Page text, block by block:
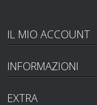
IL MIO ACCOUNT
INFORMAZIONI
EXTRA